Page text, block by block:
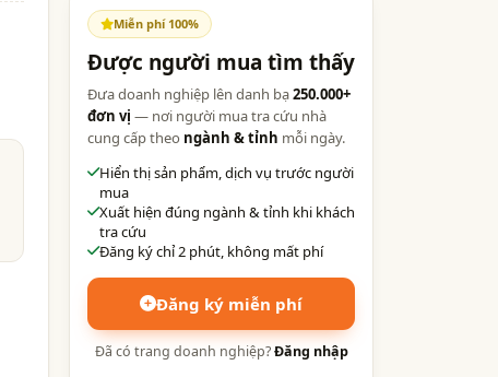
Miễn phí 100%
Được người mua tìm thấy
Đưa doanh nghiệp lên danh bạ250.000+
đơn vị — nơi người mua tra cứu nhà
cung cấp theo ngành & tỉnh mỗi ngày.
Hiển thị sản phẩm, dịch vụ trước người
mua
Xuất hiện đúng ngành & tỉnh khi khách
tra cứu
Đăng ký chỉ 2 phút, không mất phí
Đăng ký miễn phí
Đã có trang doanh nghiệp?Đăng nhập